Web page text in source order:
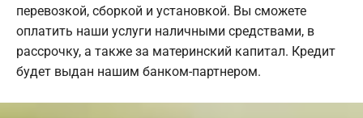
перевозкой, сборкой и установкой. Вы сможете
оплатить наши услуги наличными средствами, в
рассрочку, а также за материнский капитал. Кредит
будет выдан нашим банком-партнером.